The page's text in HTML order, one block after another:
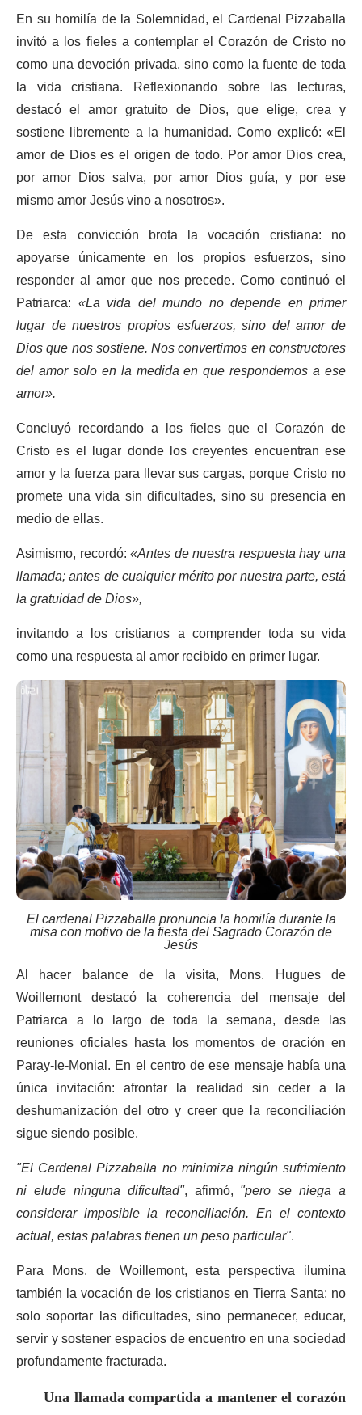
En su homilía de la Solemnidad, el Cardenal Pizzaballa
invitó a los fieles a contemplar el Corazón de Cristo no
como una devoción privada, sino como la fuente de toda
la vida cristiana. Reflexionando sobre las lecturas,
destacó el amor gratuito de Dios, que elige, crea y
sostiene libremente a la humanidad. Como explicó: «El
amor de Dios es el origen de todo. Por amor Dios crea,
por amor Dios salva, por amor Dios guía, y por ese
mismo amor Jesús vino a nosotros».
De esta convicción brota la vocación cristiana: no
apoyarse únicamente en los propios esfuerzos, sino
responder al amor que nos precede. Como continuó el
Patriarca: «La vida del mundo no depende en primer
lugar de nuestros propios esfuerzos, sino del amor de
Dios que nos sostiene. Nos convertimos en constructores
del amor solo en la medida en que respondemos a ese
amor».
Concluyó recordando a los fieles que el Corazón de
Cristo es el lugar donde los creyentes encuentran ese
amor y la fuerza para llevar sus cargas, porque Cristo no
promete una vida sin dificultades, sino su presencia en
medio de ellas.
Asimismo, recordó:«Antes de nuestra respuesta hay una
llamada; antes de cualquier mérito por nuestra parte, está
la gratuidad de Dios»,
invitando a los cristianos a comprender toda su vida
como una respuesta al amor recibido en primer lugar.
El cardenal Pizzaballa pronuncia la homilía durante la
misa con motivo de la fiesta del Sagrado Corazón de
Jesús
Al hacer balance de la visita, Mons. Hugues de
Woillemont destacó la coherencia del mensaje del
Patriarca a lo largo de toda la semana, desde las
reuniones oficiales hasta los momentos de oración en
Paray-le-Monial. En el centro de ese mensaje había una
única invitación: afrontar la realidad sin ceder a la
deshumanización del otro y creer que la reconciliación
sigue siendo posible.
"El Cardenal Pizzaballa no minimiza ningún sufrimiento
ni elude ninguna dificultad", afirmó, "pero se niega a
considerar imposible la reconciliación. En el contexto
actual, estas palabras tienen un peso particular".
Para Mons. de Woillemont, esta perspectiva ilumina
también la vocación de los cristianos en Tierra Santa: no
solo soportar las dificultades, sino permanecer, educar,
servir y sostener espacios de encuentro en una sociedad
profundamente fracturada.
Una llamada compartida a mantener el corazón